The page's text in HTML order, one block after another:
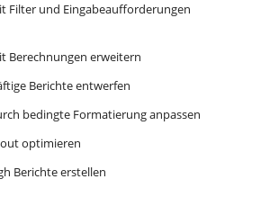
Filter und Eingabeaufforderungen
Berechnungen erweitern
Berichte entwerfen
bedingte Formatierung anpassen
optimieren
Berichte erstellen